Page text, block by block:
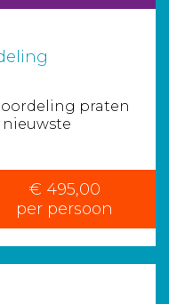
praten
€ 495,00
per persoon